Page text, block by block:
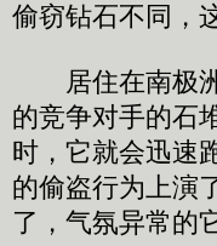
偷窃钻石不同，
居住在南极洲
的竞争对手的石
时，它就会迅速
的偷盗行为上演
了，气氛异常的